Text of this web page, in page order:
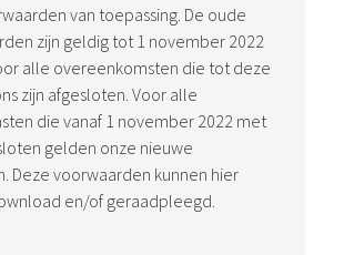
van toepassing. De oude
zijn geldig tot 1 november 2022
alle overeenkomsten die tot deze
zijn afgesloten. Voor alle
die vanaf 1 november 2022 met
gelden onze nieuwe
Deze voorwaarden kunnen hier
en/of geraadpleegd.